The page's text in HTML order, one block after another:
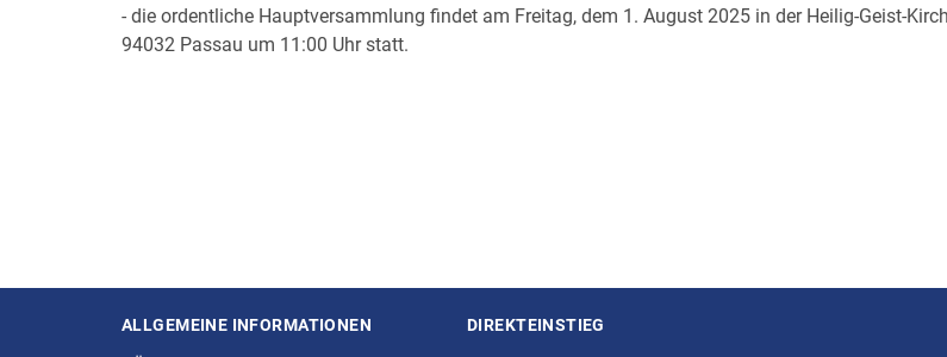
- die ordentliche Hauptversammlung findet am Freitag, dem 1. August 2025 in der Heilig-Geist-
94032 Passau um 11:00 Uhr statt.
Seitenstruktur
ALLGEMEINE INFORMATIONEN DIREKTEINSTIEG